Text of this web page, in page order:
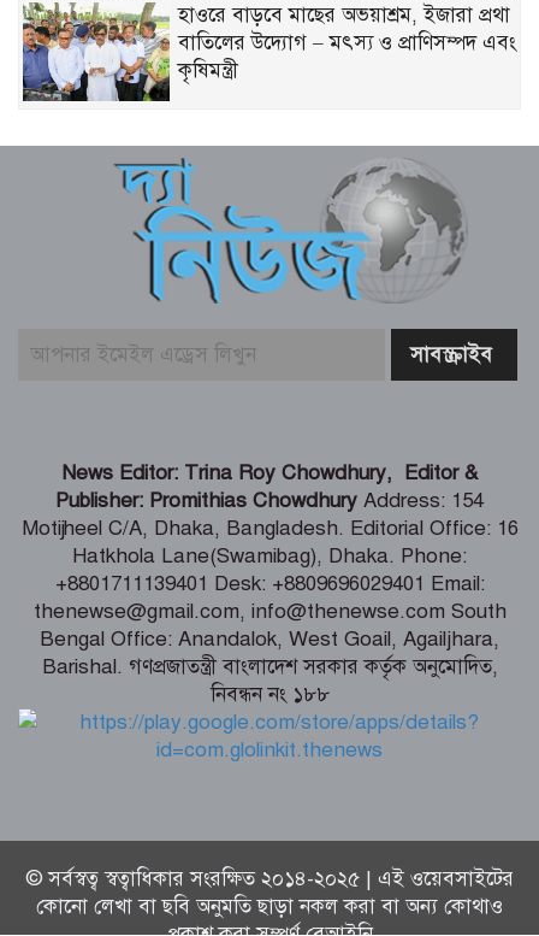
হাওরে বাড়বে মাছের অভয়াশ্রম, ইজারা প্রথা
বাতিলের উদ্যোগ – মৎস্য ও প্রাণিসম্পদ এবং
কৃষিমন্ত্রী
উন্নয়ন – তথ্যপ্রযুক্তি মন্ত্রী
বেনাপোল ইমিগ্রেশন পরিদর্শনে এসবি প্রধান,
যাত্রী হয়রানি বন্ধের নির্দেশ
কালীগঞ্জে শিক্ষার্থীদের দক্ষতা ও ক্যারিয়ার
উন্নয়ন বিষয়ক মোটিভেশনাল সেমিনার
শৈলকুপায় ৩ হাজার কৃষকের মাঝে
গ্রীষ্মকালীন পেঁয়াজের বীজ বিতরণ
নারীকে জোরপূর্বক অর্ধউলঙ্গ করে যুবদল
কর্মীর ভিডিও ধারন, অতঃপর
দেশে হাম ও উপসর্গে আরও ৪ শিশুর মৃত্যু
News Editor: Trina Roy Chowdhury, Editor &
Publisher: Promithias Chowdhury Address: 154
Motijheel C/A, Dhaka, Bangladesh. Editorial Office: 16
Hatkhola Lane(Swamibag), Dhaka. Phone:
+8801711139401 Desk: +8809696029401 Email:
thenewse@gmail.com, info@thenewse.com South
Bengal Office: Anandalok, West Goail, Agailjhara,
Barishal. গণপ্রজাতন্ত্রী বাংলাদেশ সরকার কর্তৃক অনুমোদিত,
নিবন্ধন নং ১৮৮
© সর্বস্বত্ব স্বত্বাধিকার সংরক্ষিত ২০১৪-২০২৫ | এই ওয়েবসাইটের
কোনো লেখা বা ছবি অনুমতি ছাড়া নকল করা বা অন্য কোথাও